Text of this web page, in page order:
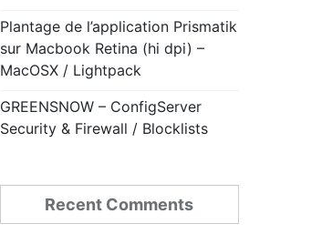
Plantage de l’application Prismatik
sur Macbook Retina (hi dpi) –
MacOSX / Lightpack
GREENSNOW – ConfigServer
Security & Firewall / Blocklists
Recent Comments